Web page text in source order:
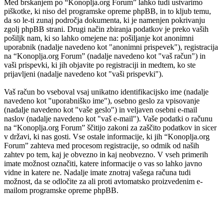
Med brskanjem po “Konoplja.org Forum” lahko tudi ustvarimo
piškotke, ki niso del programske opreme phpBB, in to kljub temu,
da so le-ti zunaj področja dokumenta, ki je namenjen pokrivanju
zgolj phpBB strani. Drugi način zbiranja podatkov je preko vaših
pošiljk nam, ki so lahko omejene na: pošiljanje kot anonimni
uporabnik (nadalje navedeno kot "anonimni prispevek"), registracija
na “Konoplja.org Forum” (nadalje navedeno kot "vaš račun") in
vaši prispevki, ki jih objavite po registraciji in medtem, ko ste
prijavljeni (nadalje navedeno kot "vaši prispevki").
Vaš račun bo vseboval vsaj unikatno identifikacijsko ime (nadalje
navedeno kot "uporabniško ime"), osebno geslo za vpisovanje
(nadalje navedeno kot "vaše geslo") in veljaven osebni e-mail
naslov (nadalje navedeno kot "vaš e-mail"). Vaše podatki o računu
na “Konoplja.org Forum” ščitijo zakoni za zaščito podatkov in sicer
v državi, ki nas gosti. Vse ostale informacije, ki jih “Konoplja.org
Forum” zahteva med procesom registracije, so odmik od naših
zahtev po tem, kaj je obvezno in kaj neobvezno. V vseh primerih
imate možnost označiti, katere informacije o vas so lahko javno
vidne in katere ne. Nadalje imate znotraj vašega računa tudi
možnost, da se odločite za ali proti avtomatsko proizvedenim e-
mailom programske opreme phpBB.